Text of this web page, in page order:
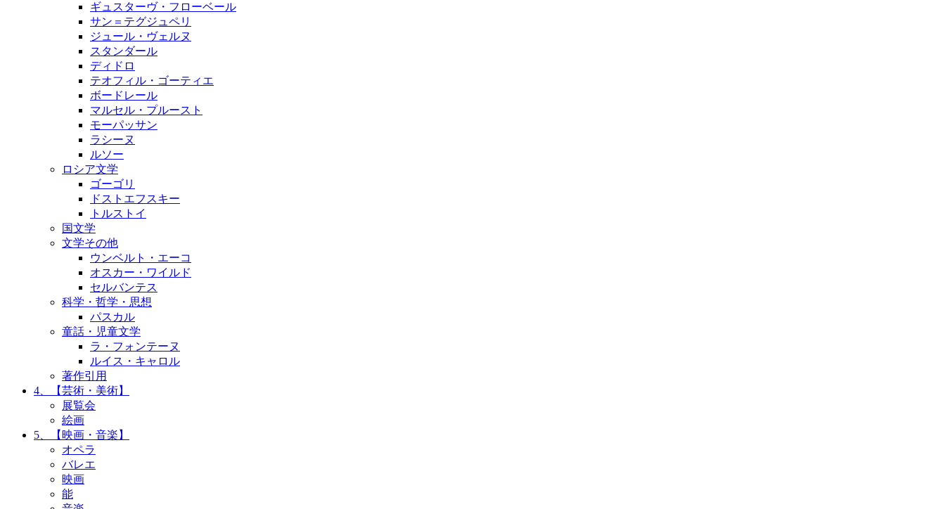
ギュスターヴ・フローベール
サン＝テグジュペリ
ジュール・ヴェルヌ
スタンダール
ディドロ
テオフィル・ゴーティエ
ボードレール
マルセル・プルースト
モーパッサン
ラシーヌ
ルソー
ロシア文学
ゴーゴリ
ドストエフスキー
トルストイ
国文学
文学その他
ウンベルト・エーコ
オスカー・ワイルド
セルバンテス
科学・哲学・思想
パスカル
童話・児童文学
ラ・フォンテーヌ
ルイス・キャロル
著作引用
4、【芸術・美術】
展覧会
絵画
5、【映画・音楽】
オペラ
バレエ
映画
能